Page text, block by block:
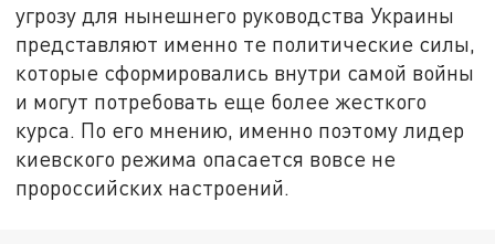
угрозу для нынешнего руководства Украины
представляют именно те политические силы,
которые сформировались внутри самой войны
и могут потребовать еще более жесткого
курса. По его мнению, именно поэтому лидер
киевского режима опасается вовсе не
пророссийских настроений.